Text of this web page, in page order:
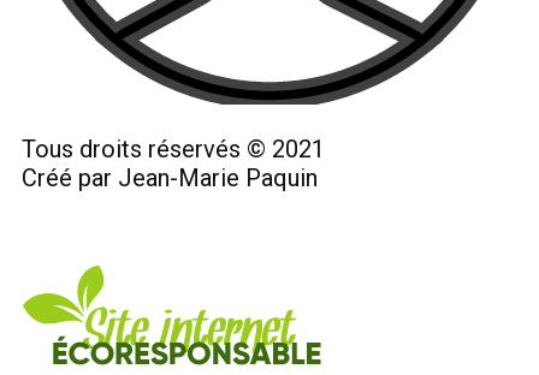
Tous droits réservés © 2021
Créé par Jean-Marie Paquin